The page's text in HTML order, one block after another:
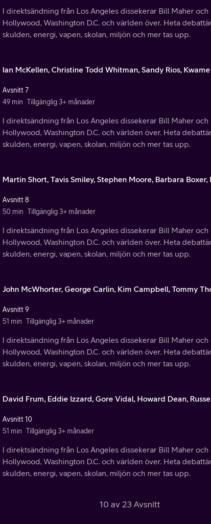
I direktsändning från Los Angeles dissekerar Bill Maher
Hollywood, Washington D.C. och världen över. Heta
skulden, energi, vapen, skolan, miljön och mer tas upp.
Ian McKellen, Christine Todd Whitman, Sandy Rios,
Avsnitt 7
49 min Tillgänglig 3+ månader
I direktsändning från Los Angeles dissekerar Bill Maher
Hollywood, Washington D.C. och världen över. Heta
skulden, energi, vapen, skolan, miljön och mer tas upp.
Martin Short, Tavis Smiley, Stephen Moore, Barbara Boxer,
Avsnitt 8
50 min Tillgänglig 3+ månader
I direktsändning från Los Angeles dissekerar Bill Maher
Hollywood, Washington D.C. och världen över. Heta
skulden, energi, vapen, skolan, miljön och mer tas upp.
John McWhorter, George Carlin, Kim Campbell, Tommy
Avsnitt 9
51 min Tillgänglig 3+ månader
I direktsändning från Los Angeles dissekerar Bill Maher
Hollywood, Washington D.C. och världen över. Heta
skulden, energi, vapen, skolan, miljön och mer tas upp.
David Frum, Eddie Izzard, Gore Vidal, Howard Dean,
Avsnitt 10
51 min Tillgänglig 3+ månader
I direktsändning från Los Angeles dissekerar Bill Maher
Hollywood, Washington D.C. och världen över. Heta
skulden, energi, vapen, skolan, miljön och mer tas upp.
10 av 23 Avsnitt